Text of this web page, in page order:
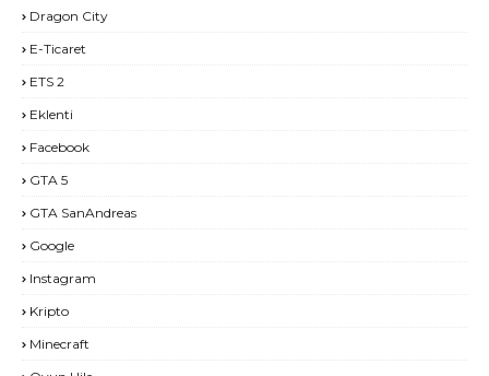
Dragon City
E-Ticaret
ETS 2
Eklenti
Facebook
GTA 5
GTA SanAndreas
Google
Instagram
Kripto
Minecraft